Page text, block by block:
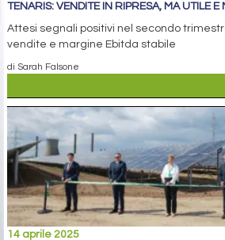
TENARIS: VENDITE IN RIPRESA, MA UTILE
Attesi segnali positivi nel secondo
vendite e margine Ebitda stabile
di Sarah Falsone
14 aprile 2025